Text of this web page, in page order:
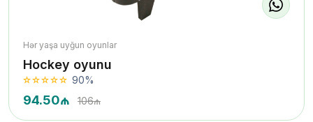
Hər yaşa uyğun oyunlar
Hockey oyunu
90%
94.50₼ 106₼